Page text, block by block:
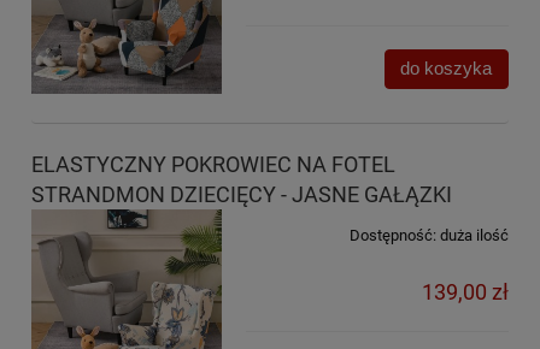
do koszyka
ELASTYCZNY POKROWIEC NA FOTEL
STRANDMON DZIECIĘCY - JASNE GAŁĄZKI
Dostępność: duża ilość
139,00 zł